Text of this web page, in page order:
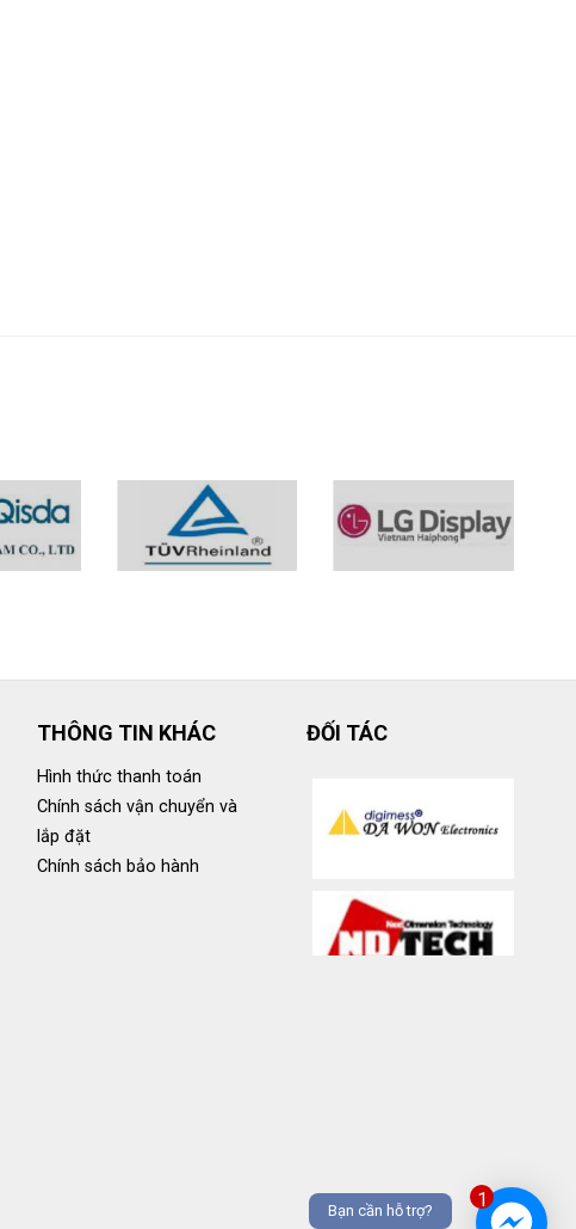
THÔNG TIN KHÁC
Hình thức thanh toán
Chính sách vận chuyển và
lắp đặt
Chính sách bảo hành
ĐỐI TÁC
1
Bạn cần hỗ trợ?